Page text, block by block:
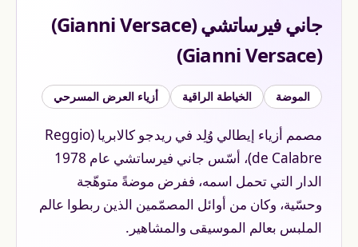
جاني فيرساتشي (Gianni Versace)
(Gianni Versace)
الموضة الخياطة الراقية أزياء العرض المسرحي
مصمم أزياء إيطالي وُلِد في ريدجو كالابريا (Reggio
de Calabre)، أسّس جاني فيرساتشي عام 1978
الدار التي تحمل اسمه، ففرض موضةً متوهّجة
وحسّية، وكان من أوائل المصمّمين الذين ربطوا عالم
الملبس بعالم الموسيقى والمشاهير.